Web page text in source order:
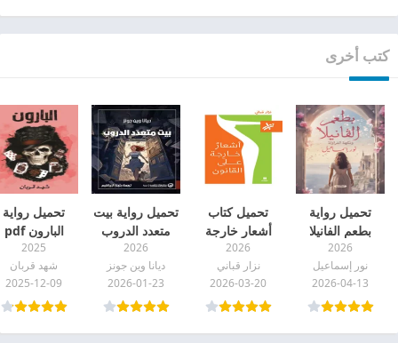
كتب أخرى
تحميل رواية
بطعم الفانيلا
ونكهة الفراولة
pdf
2026
نور إسماعيل
2026-04-13
تحميل كتاب
أشعار خارجة
على القانون pdf
2026
نزار قباني
2026-03-20
تحميل رواية بيت
متعدد الدروب
pdf
2026
ديانا وين جونز
2026-01-23
تحميل رواية
البارون pdf
2025
شهد قربان
2025-12-09